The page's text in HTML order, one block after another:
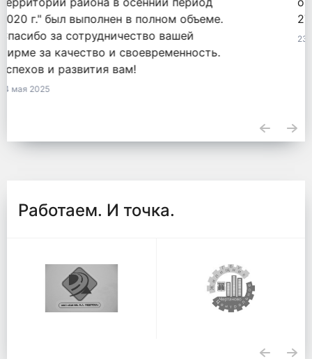
2771548855820000050 от 18.09.2020.
23 апреля 2025
Работаем. И точка.